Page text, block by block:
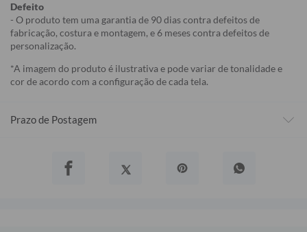
Defeito
- O produto tem uma garantia de 90 dias contra defeitos de
fabricação, costura e montagem, e 6 meses contra defeitos de
personalização.
*A imagem do produto é ilustrativa e pode variar de tonalidade e
cor de acordo com a configuração de cada tela.
Prazo de Postagem